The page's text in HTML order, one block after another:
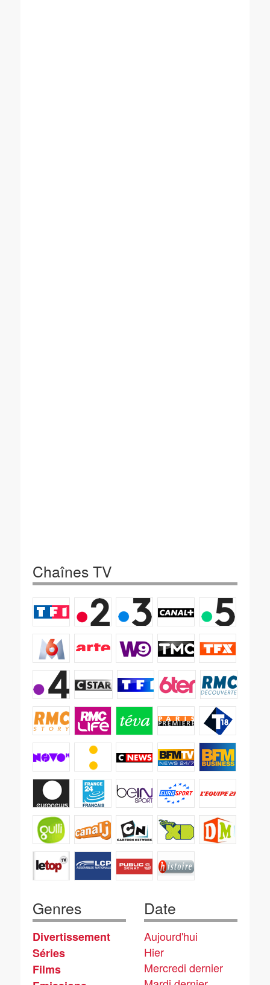
Chaînes TV
Genres
Divertissement
Séries
Films
Date
Aujourd'hui
Hier
Mercredi dernier